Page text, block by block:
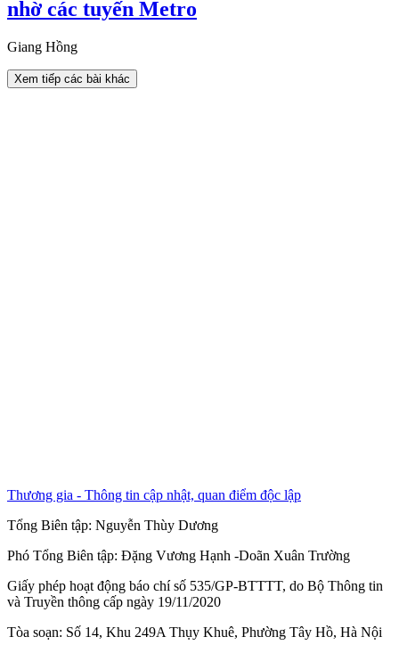
nhờ các tuyến Metro
Giang Hồng
Xem tiếp các bài khác
Thương gia - Thông tin cập nhật, quan điểm độc lập
Tổng Biên tập: Nguyễn Thùy Dương
Phó Tổng Biên tập: Đặng Vương Hạnh -Doãn Xuân Trường
Giấy phép hoạt động báo chí số 535/GP-BTTTT, do Bộ Thông tin
và Truyền thông cấp ngày 19/11/2020
Tòa soạn: Số 14, Khu 249A Thụy Khuê, Phường Tây Hồ, Hà Nội